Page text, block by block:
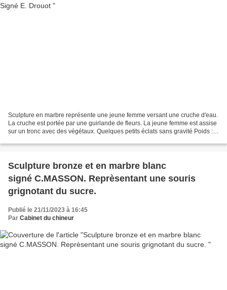
Sculpture en marbre représente une jeune femme versant une cruche d'eau.
La cruche est portée par une guirlande de fleurs. La jeune femme est assise
sur un tronc avec des végétaux. Quelques petits éclats sans gravité Poids :
Sculpture bronze et en marbre blanc
signé C.MASSON. Reprèsentant une souris
grignotant du sucre.
Publié le 21/11/2023 à 16:45
Par Cabinet du chineur